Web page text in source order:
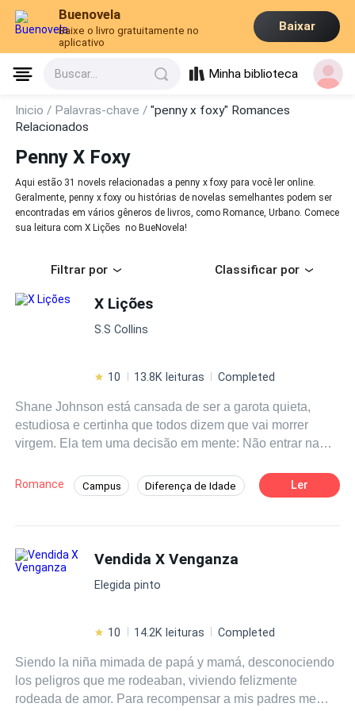
Buenovela
Baixe o livro gratuitamente no
aplicativo
Baixar
Buscar... Minha biblioteca
Inicio / Palavras-chave /"penny x foxy" Romances
Relacionados
Penny X Foxy
Aqui estão 31 novels relacionadas a penny x foxy para você ler online.
Geralmente, penny x foxy ou histórias de novelas semelhantes podem ser
encontradas em vários gêneros de livros, como Romance, Urbano. Comece
sua leitura com X Lições no BueNovela!
Filtrar por Classificar por
X Lições
S.S Collins
10 13.8K leituras Completed
Shane Johnson está cansada de ser a garota quieta,
estudiosa e certinha que todos dizem que vai morrer
virgem. Ela tem uma decisão em mente: Não entrar na
encontrar o cara certo. Thomas Andrews é um professor
de Biologia que acaba de entrar em suas tão sonhadas
O caminho dos dois se cruzam e Shane fará uma
proposta no mínimo irrecusável a Thomas.
Romance Campus Diferença de Idade
Enredo Acelerado Adolescente
Ler
Vendida X Venganza
Elegida pinto
10 14.2K leituras Completed
Siendo la niña mimada de papá y mamá, desconociendo
los peligros que me rodeaban, viviendo felizmente
rodeada de amor. Para recompensar a mis padres me